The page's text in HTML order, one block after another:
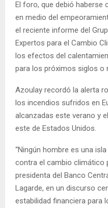
El foro, que debió haberse
en medio del
el reciente informe del
Expertos para el Cambio
los efectos del
para los próximos siglos o
Azoulay recordó la alerta
los incendios sufridos en
alcanzadas este verano y
este de Estados Unidos.
“Ningún hombre es una
contra el cambio climático
presidenta del Banco
Lagarde, en un discurso
estabilidad financiera para